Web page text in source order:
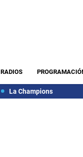
RADIOS
La Champions